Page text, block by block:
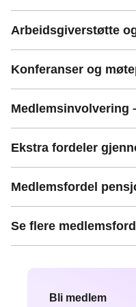
Arbeidsgiverstøtte
Konferanser og
Medlemsinvolvering
Ekstra fordeler
Medlemsfordel
Se flere
Bli medlem